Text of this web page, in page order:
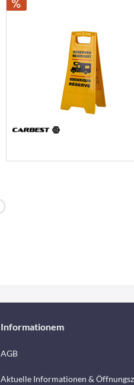
Informationem
AGB
Aktuelle Informationen &